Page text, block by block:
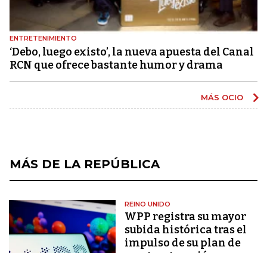
ENTRETENIMIENTO
‘Debo, luego existo’, la nueva apuesta del Canal
RCN que ofrece bastante humor y drama
MÁS OCIO
MÁS DE LA REPÚBLICA
REINO UNIDO
WPP registra su mayor
subida histórica tras el
impulso de su plan de